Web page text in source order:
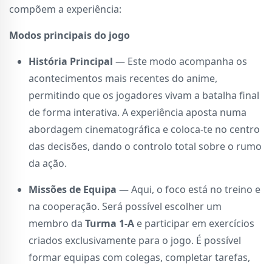
compõem a experiência:
Modos principais do jogo
História Principal — Este modo acompanha os
acontecimentos mais recentes do anime,
permitindo que os jogadores vivam a batalha final
de forma interativa. A experiência aposta numa
abordagem cinematográfica e coloca-te no centro
das decisões, dando o controlo total sobre o rumo
da ação.
Missões de Equipa — Aqui, o foco está no treino e
na cooperação. Será possível escolher um
membro da Turma 1-A e participar em exercícios
criados exclusivamente para o jogo. É possível
formar equipas com colegas, completar tarefas,